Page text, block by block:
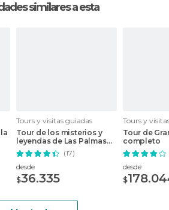
similares a esta
Tours y visitas guiadas
Tour de los misterios y
leyendas de Las Palmas
de Gran Canaria
(17)
desde
$36.335
Tours y
Tour de
completo
desde
$